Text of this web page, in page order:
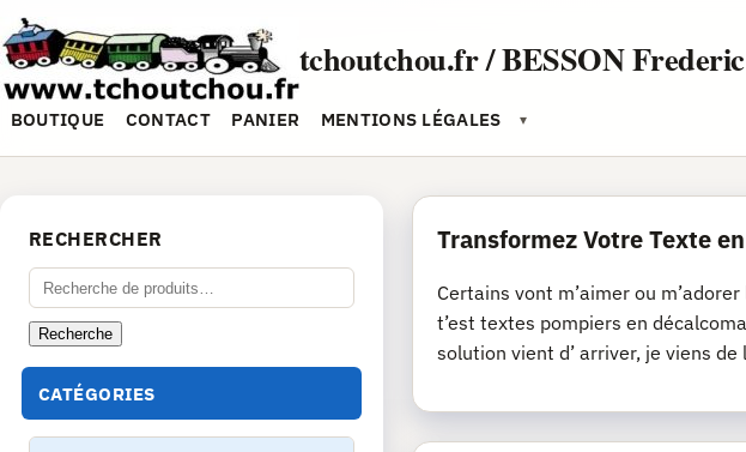
Aller
au
contenu
tchoutchou.fr / BESSON
BOUTIQUE CONTACT PANIER MENTIONS LÉGALES ▾
Transformez Votre Texte
Certains vont m’aimer ou
t’est textes pompiers en
solution vient d’ arriver, je viens
RECHERCHER
Recherche
pour :
Recherche
CATÉGORIES